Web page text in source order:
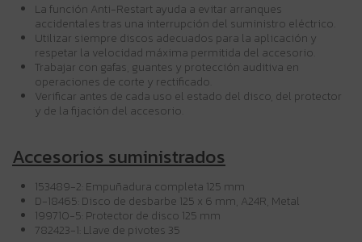
La función Anti-Restart ayuda a evitar arranques
accidentales tras una interrupción del suministro eléctrico.
Utilizar siempre discos adecuados para la aplicación y
respetar la velocidad máxima permitida del accesorio.
Trabajar con gafas, guantes y protección auditiva en
operaciones de corte y rectificado.
Verificar antes de cada uso el estado del disco, del protector
y de la fijación del accesorio.
Accesorios suministrados
153489-2: Empuñadura completa 125 mm
D-18465: Disco de desbarbe 125 x 6 mm, A24R, Metal
199710-5: Protector de disco 125 mm
782423-1: Llave de pivotes 35